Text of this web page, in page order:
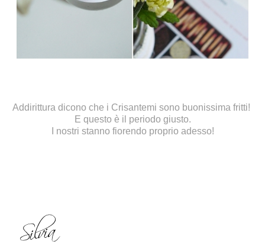
Addirittura dicono che i Crisantemi sono buonissima fritti!
E questo è il periodo giusto.
I nostri stanno fiorendo proprio adesso!